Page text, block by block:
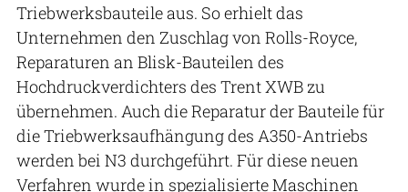
Triebwerksbauteile aus. So erhielt das
Unternehmen den Zuschlag von Rolls-Royce,
Reparaturen an Blisk-Bauteilen des
Hochdruckverdichters des Trent XWB zu
übernehmen. Auch die Reparatur der Bauteile für
die Triebwerksaufhängung des A350-Antriebs
werden bei N3 durchgeführt. Für diese neuen
Verfahren wurde in spezialisierte Maschinen